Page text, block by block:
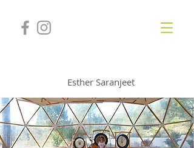
Esther Saranjeet